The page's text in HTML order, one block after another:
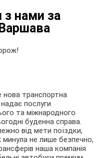
з нами за
нова транспортна
послуги
та міжнародного
буденна справа.
від мети поїздки,
не лише безпечно,
наша компанія